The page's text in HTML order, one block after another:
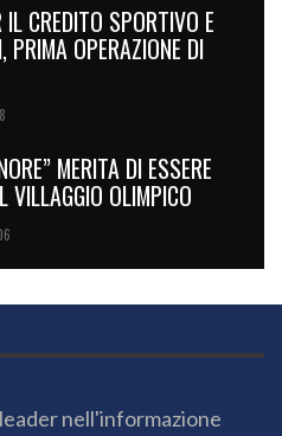
CREDITO SPORTIVO E
PRIMA OPERAZIONE DI
MERITA DI ESSERE
VILLAGGIO OLIMPICO
nell'informazione